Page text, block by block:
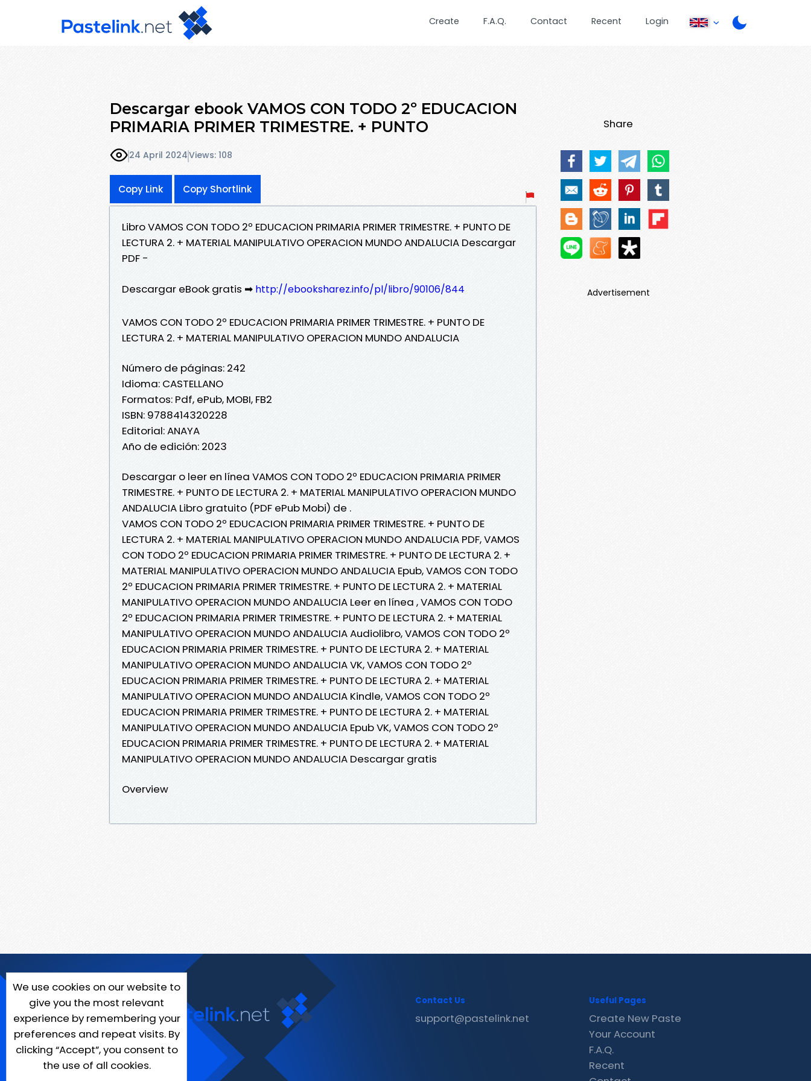
Create F.A.Q. Contact Recent Login
Descargar ebook VAMOS CON TODO 2º EDUCACION
PRIMARIA PRIMER TRIMESTRE. + PUNTO
24 April 2024Views: 108
Copy Link Copy Shortlink
Libro VAMOS CON TODO 2º EDUCACION PRIMARIA PRIMER TRIMESTRE. + PUNTO DE
LECTURA 2. + MATERIAL MANIPULATIVO OPERACION MUNDO ANDALUCIA Descargar
PDF -
Descargar eBook gratis ➡ http://ebooksharez.info/pl/libro/90106/844
VAMOS CON TODO 2º EDUCACION PRIMARIA PRIMER TRIMESTRE. + PUNTO DE
LECTURA 2. + MATERIAL MANIPULATIVO OPERACION MUNDO ANDALUCIA
Número de páginas: 242
Idioma: CASTELLANO
Formatos: Pdf, ePub, MOBI, FB2
ISBN: 9788414320228
Editorial: ANAYA
Año de edición: 2023
Descargar o leer en línea VAMOS CON TODO 2º EDUCACION PRIMARIA PRIMER
TRIMESTRE. + PUNTO DE LECTURA 2. + MATERIAL MANIPULATIVO OPERACION MUNDO
ANDALUCIA Libro gratuito (PDF ePub Mobi) de .
VAMOS CON TODO 2º EDUCACION PRIMARIA PRIMER TRIMESTRE. + PUNTO DE
LECTURA 2. + MATERIAL MANIPULATIVO OPERACION MUNDO ANDALUCIA PDF, VAMOS
CON TODO 2º EDUCACION PRIMARIA PRIMER TRIMESTRE. + PUNTO DE LECTURA 2. +
MATERIAL MANIPULATIVO OPERACION MUNDO ANDALUCIA Epub, VAMOS CON TODO
2º EDUCACION PRIMARIA PRIMER TRIMESTRE. + PUNTO DE LECTURA 2. + MATERIAL
MANIPULATIVO OPERACION MUNDO ANDALUCIA Leer en línea , VAMOS CON TODO
2º EDUCACION PRIMARIA PRIMER TRIMESTRE. + PUNTO DE LECTURA 2. + MATERIAL
MANIPULATIVO OPERACION MUNDO ANDALUCIA Audiolibro, VAMOS CON TODO 2º
EDUCACION PRIMARIA PRIMER TRIMESTRE. + PUNTO DE LECTURA 2. + MATERIAL
MANIPULATIVO OPERACION MUNDO ANDALUCIA VK, VAMOS CON TODO 2º
EDUCACION PRIMARIA PRIMER TRIMESTRE. + PUNTO DE LECTURA 2. + MATERIAL
MANIPULATIVO OPERACION MUNDO ANDALUCIA Kindle, VAMOS CON TODO 2º
EDUCACION PRIMARIA PRIMER TRIMESTRE. + PUNTO DE LECTURA 2. + MATERIAL
MANIPULATIVO OPERACION MUNDO ANDALUCIA Epub VK, VAMOS CON TODO 2º
EDUCACION PRIMARIA PRIMER TRIMESTRE. + PUNTO DE LECTURA 2. + MATERIAL
MANIPULATIVO OPERACION MUNDO ANDALUCIA Descargar gratis
Overview
Share
Advertisement
We use cookies on our website to
give you the most relevant
experience by remembering your
preferences and repeat visits. By
clicking “Accept”, you consent to
the use of all cookies.
Contact Us
support@pastelink.net
Useful Pages
Create New Paste
Your Account
F.A.Q.
Recent